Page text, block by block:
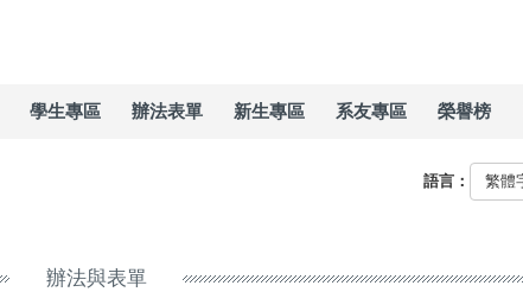
學生專區 辦法表單 新生專區 系友專區 榮譽榜
語言：
辦法與表單